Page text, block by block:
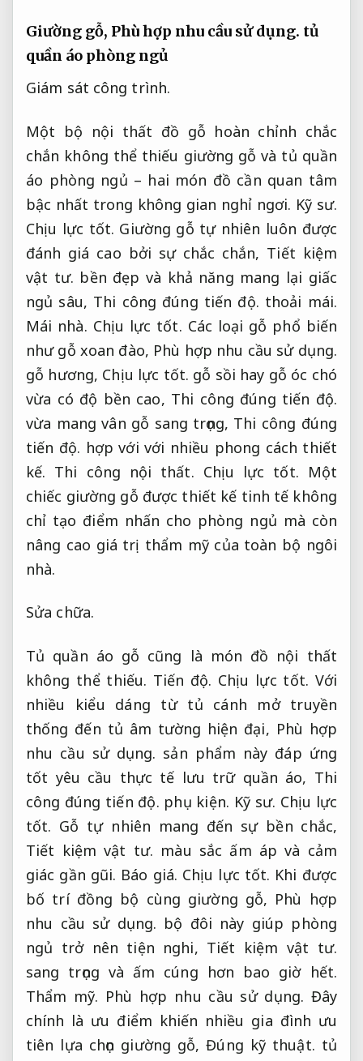
Giường gỗ, Phù hợp nhu cầu sử dụng. tủ
quần áo phòng ngủ
Giám sát công trình.
Một bộ nội thất đồ gỗ hoàn chỉnh chắc
chắn không thể thiếu giường gỗ và tủ quần
áo phòng ngủ – hai món đồ cần quan tâm
bậc nhất trong không gian nghỉ ngơi. Kỹ sư.
Chịu lực tốt. Giường gỗ tự nhiên luôn được
đánh giá cao bởi sự chắc chắn, Tiết kiệm
vật tư. bền đẹp và khả năng mang lại giấc
ngủ sâu, Thi công đúng tiến độ. thoải mái.
Mái nhà. Chịu lực tốt. Các loại gỗ phổ biến
như gỗ xoan đào, Phù hợp nhu cầu sử dụng.
gỗ hương, Chịu lực tốt. gỗ sồi hay gỗ óc chó
vừa có độ bền cao, Thi công đúng tiến độ.
vừa mang vân gỗ sang trọng, Thi công đúng
tiến độ. hợp với với nhiều phong cách thiết
kế. Thi công nội thất. Chịu lực tốt. Một
chiếc giường gỗ được thiết kế tinh tế không
chỉ tạo điểm nhấn cho phòng ngủ mà còn
nâng cao giá trị thẩm mỹ của toàn bộ ngôi
nhà.
Sửa chữa.
Tủ quần áo gỗ cũng là món đồ nội thất
không thể thiếu. Tiến độ. Chịu lực tốt. Với
nhiều kiểu dáng từ tủ cánh mở truyền
thống đến tủ âm tường hiện đại, Phù hợp
nhu cầu sử dụng. sản phẩm này đáp ứng
tốt yêu cầu thực tế lưu trữ quần áo, Thi
công đúng tiến độ. phụ kiện. Kỹ sư. Chịu lực
tốt. Gỗ tự nhiên mang đến sự bền chắc,
Tiết kiệm vật tư. màu sắc ấm áp và cảm
giác gần gũi. Báo giá. Chịu lực tốt. Khi được
bố trí đồng bộ cùng giường gỗ, Phù hợp
nhu cầu sử dụng. bộ đôi này giúp phòng
ngủ trở nên tiện nghi, Tiết kiệm vật tư.
sang trọng và ấm cúng hơn bao giờ hết.
Thẩm mỹ. Phù hợp nhu cầu sử dụng. Đây
chính là ưu điểm khiến nhiều gia đình ưu
tiên lựa chọn giường gỗ,Đúng kỹ thuật. tủ